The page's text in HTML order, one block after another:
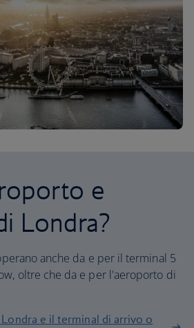
e
Londra?
anche da e per il terminal 5
oltre che da e per l'aeroporto di
e il terminal di arrivo o